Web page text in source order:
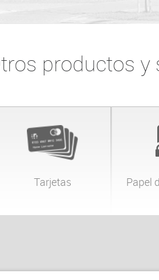
productos y
Tarjetas Papel